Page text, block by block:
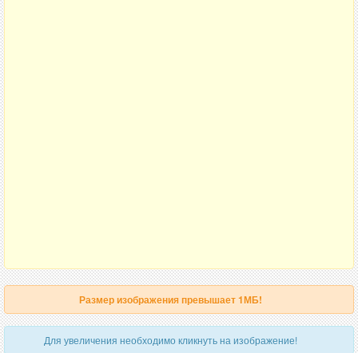
Размер изображения превышает 1МБ!
Для увеличения необходимо кликнуть на изображение!